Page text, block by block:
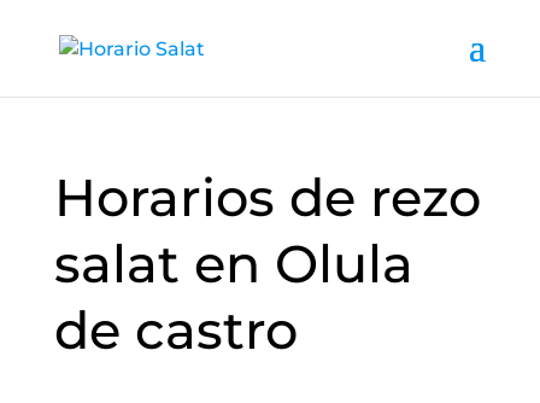
Horarios de rezo
salat en Olula
de castro